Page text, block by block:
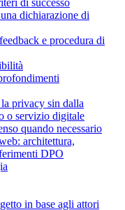
di successo
dichiarazione di
e procedura di
privacy sin dalla
o servizio digitale
quando necessario
architettura,
DPO
in base agli attori